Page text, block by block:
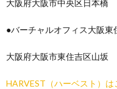
大阪府大阪市中央区日本橋
●バーチャルオフィス大阪東
大阪府大阪市東住吉区山坂
HARVEST（ハーベスト）は